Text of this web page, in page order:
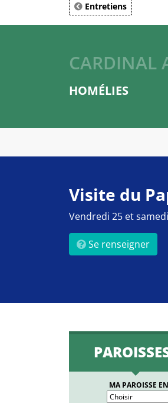
Entretiens
CARDINAL
HOMÉLIES
Visite du
Vendredi 25 et
Se renseigner
MA PAROISSE